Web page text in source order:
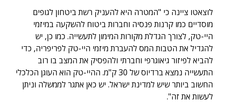
לוצאטו ציינה כי "המטרה היא להעניק רשת ביטחון לגופים
מוסדיים כמו קרנות פנסיה וחברות ביטוח להשקעה במיזמי
היי-טק, לצורך הגדלת מקורות המימון לתעשייה. כמו כן, יש
להגדיל את הטבות המס להעברת מיזמי היי-טק לפריפריה, כדי
להביא לפיזור גיאוגרפי וחברתי ולהפסיק את המצב בו רוב
התעשייה נמצא ברדיוס של 30 ק"מ. ההיי-טק הוא העוגן הכלכלי
החשוב ביותר שיש למדינת ישראל. יש כאן אתגר לממשלה וניתן
לעשות את זה".